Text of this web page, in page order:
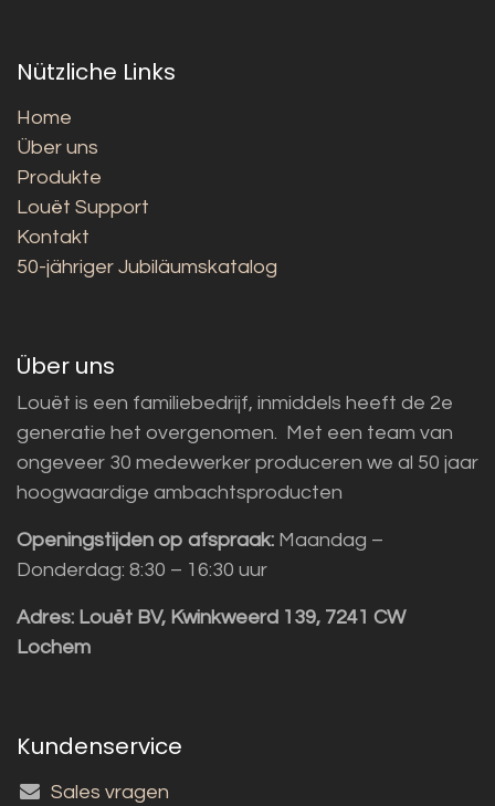
Nützliche Links
Home
Über uns
Produkte
Louët Support
Kontakt
50-jähriger Jubiläumskatalog
Über uns
Louët is een familiebedrijf, inmiddels heeft de 2e
generatie het overgenomen. Met een team van
ongeveer 30 medewerker produceren we al 50 jaar
hoogwaardige ambachtsproducten
Openingstijden op afspraak: Maandag –
Donderdag: 8:30 – 16:30 uur
Adres: Louët BV, Kwinkweerd 139, 7241 CW
Lochem
Kundenservice
Sales vragen